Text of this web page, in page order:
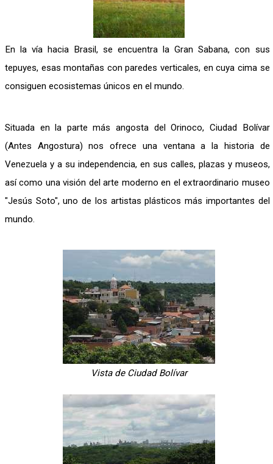
En la vía hacia Brasil, se encuentra la Gran Sabana, con sus
tepuyes, esas montañas con paredes verticales, en cuya cima se
consiguen ecosistemas únicos en el mundo.
Situada en la parte más angosta del Orinoco, Ciudad Bolívar
(Antes Angostura) nos ofrece una ventana a la historia de
Venezuela y a su independencia, en sus calles, plazas y museos,
así como una visión del arte moderno en el extraordinario museo
"Jesús Soto", uno de los artistas plásticos más importantes del
mundo.
Vista de Ciudad Bolívar